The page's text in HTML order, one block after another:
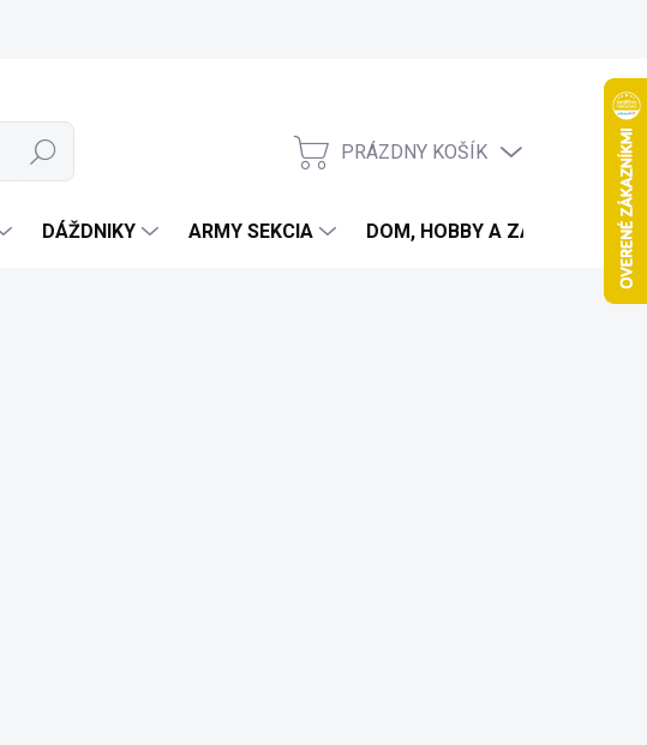
Hľadať
NÁKUPNÝ
PRÁZDNY KOŠÍK
DÁŽDNIKY ARMY SEKCIA DOM, HOBBY A ZÁHRADA